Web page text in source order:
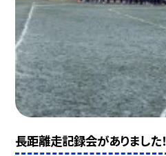
長距離走記録会がありました！